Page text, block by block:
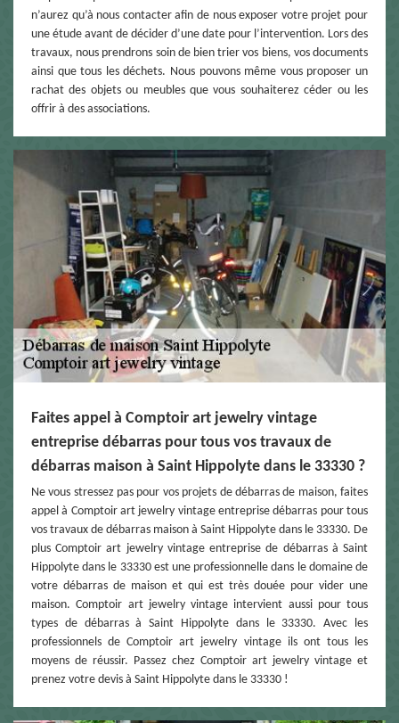
n’aurez qu’à nous contacter afin de nous exposer votre projet pour
une étude avant de décider d’une date pour l’intervention. Lors des
travaux, nous prendrons soin de bien trier vos biens, vos documents
ainsi que tous les déchets. Nous pouvons même vous proposer un
rachat des objets ou meubles que vous souhaiterez céder ou les
offrir à des associations.
Faites appel à Comptoir art jewelry vintage
entreprise débarras pour tous vos travaux de
débarras maison à Saint Hippolyte dans le 33330 ?
Ne vous stressez pas pour vos projets de débarras de maison, faites
appel à Comptoir art jewelry vintage entreprise débarras pour tous
vos travaux de débarras maison à Saint Hippolyte dans le 33330. De
plus Comptoir art jewelry vintage entreprise de débarras à Saint
Hippolyte dans le 33330 est une professionnelle dans le domaine de
votre débarras de maison et qui est très douée pour vider une
maison. Comptoir art jewelry vintage intervient aussi pour tous
types de débarras à Saint Hippolyte dans le 33330. Avec les
professionnels de Comptoir art jewelry vintage ils ont tous les
moyens de réussir. Passez chez Comptoir art jewelry vintage et
prenez votre devis à Saint Hippolyte dans le 33330 !